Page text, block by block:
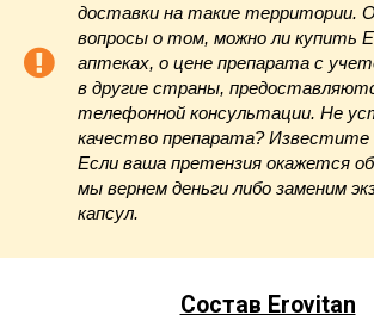
доставки на такие территории.
вопросы о том, можно ли купить
аптеках, о цене препарата с
в другие страны,
телефонной консультации. Не
качество препарата? Известите
Если ваша претензия окажется
мы вернем деньги либо заменим
капсул.
Состав Erovitan